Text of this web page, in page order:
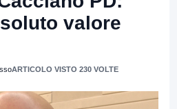
valore
ARTICOLO VISTO 230 VOLTE